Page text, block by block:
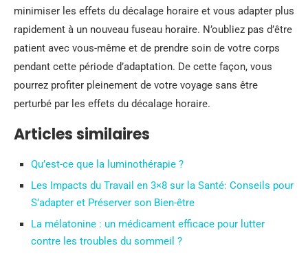
minimiser les effets du décalage horaire et vous adapter plus
rapidement à un nouveau fuseau horaire. N’oubliez pas d’être
patient avec vous-même et de prendre soin de votre corps
pendant cette période d’adaptation. De cette façon, vous
pourrez profiter pleinement de votre voyage sans être
perturbé par les effets du décalage horaire.
Articles similaires
Qu’est-ce que la luminothérapie ?
Les Impacts du Travail en 3×8 sur la Santé: Conseils pour
S’adapter et Préserver son Bien-être
La mélatonine : un médicament efficace pour lutter
contre les troubles du sommeil ?